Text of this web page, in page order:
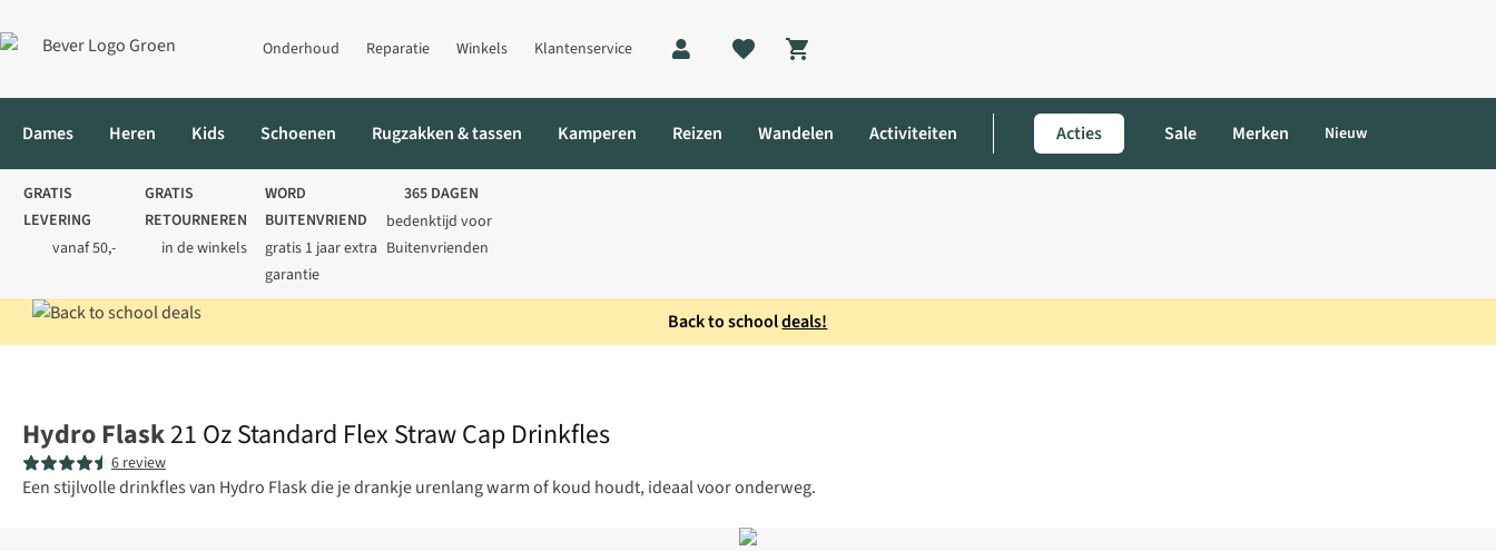
Onderhoud Reparatie Winkels Klantenservice
Shopping cart
Dames Heren Kids Schoenen Rugzakken & tassen Kamperen Reizen Wandelen Activiteiten Acties Sale Merken Nieuw
GRATIS
LEVERING
vanaf 50,-
GRATIS
RETOURNEREN
in de winkels
WORD
BUITENVRIEND
gratis 1 jaar extra
garantie
365 DAGEN
bedenktijd voor
Buitenvrienden
Back to schooldeals!
Hydro Flask21 Oz Standard Flex Straw Cap Drinkfles
6 review
Een stijlvolle drinkfles van Hydro Flask die je drankje urenlang warm of koud houdt, ideaal voor onderweg.